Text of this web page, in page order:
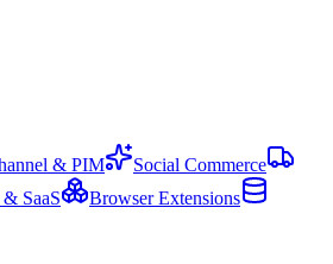
& PIM
Social Commerce
SaaS
Browser Extensions